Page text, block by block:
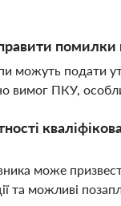
помилки в
можуть подати
вимог ПКУ,
може
та можливі